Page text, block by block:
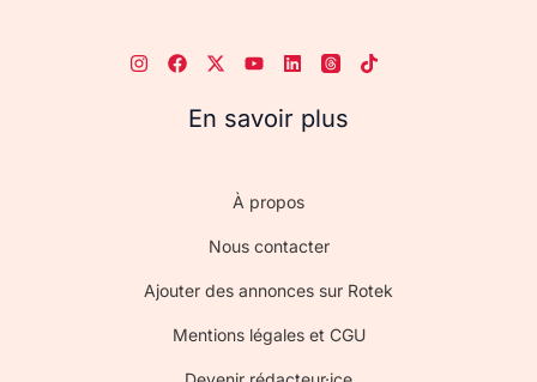
En savoir plus
À propos
Nous contacter
Ajouter des annonces sur Rotek
Mentions légales et CGU